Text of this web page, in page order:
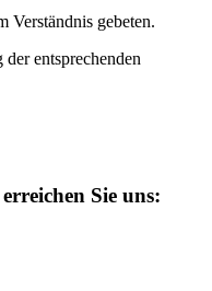
Verständnis gebeten.
entsprechenden
Sie uns: